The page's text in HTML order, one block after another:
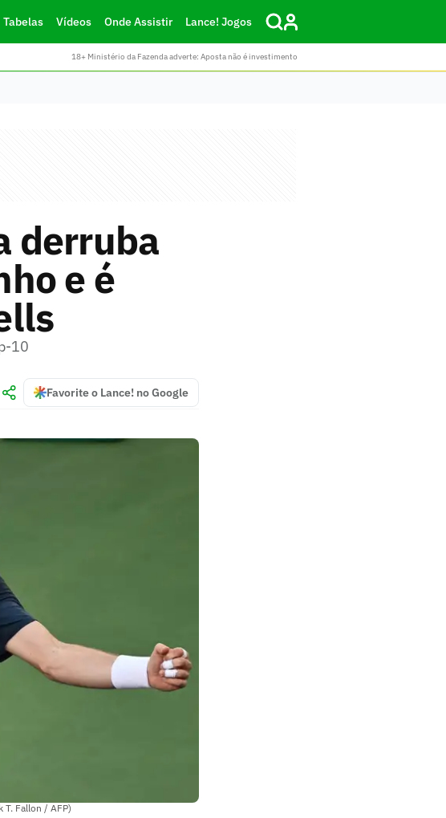
Tabelas Vídeos Onde Assistir Lance! Jogos
18+ Ministério da Fazenda adverte: Aposta não é investimento
derruba
e é
10
Favorite o Lance! no Google
Fallon / AFP)